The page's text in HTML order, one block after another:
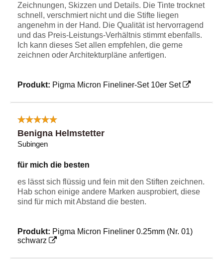
Zeichnungen, Skizzen und Details. Die Tinte trocknet
schnell, verschmiert nicht und die Stifte liegen
angenehm in der Hand. Die Qualität ist hervorragend
und das Preis-Leistungs-Verhältnis stimmt ebenfalls.
Ich kann dieses Set allen empfehlen, die gerne
zeichnen oder Architekturpläne anfertigen.
Produkt: Pigma Micron Fineliner-Set 10er Set
Benigna Helmstetter
Subingen
für mich die besten
es lässt sich flüssig und fein mit den Stiften zeichnen.
Hab schon einige andere Marken ausprobiert, diese
sind für mich mit Abstand die besten.
Produkt: Pigma Micron Fineliner 0.25mm (Nr. 01)
schwarz